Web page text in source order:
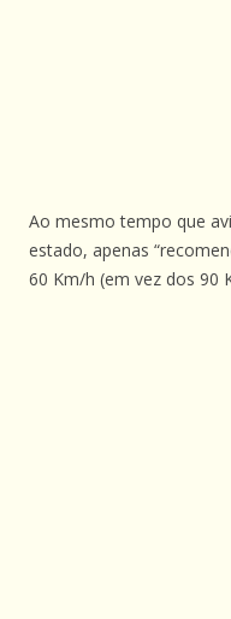
Ao mesmo tempo que
estado, apenas
60 Km/h (em vez dos 90